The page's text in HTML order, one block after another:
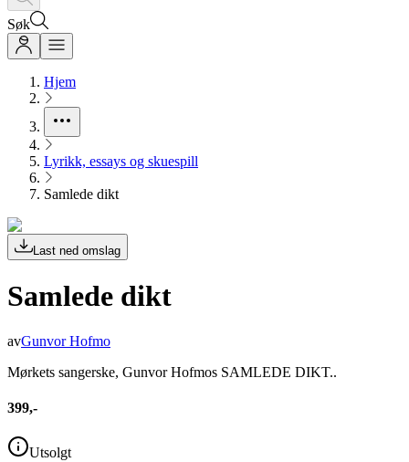
Søk
Hjem
Lyrikk, essays og skuespill
Samlede dikt
Last ned omslag
Samlede dikt
avGunvor Hofmo
Mørkets sangerske, Gunvor Hofmos SAMLEDE DIKT..
399,-
Utsolgt